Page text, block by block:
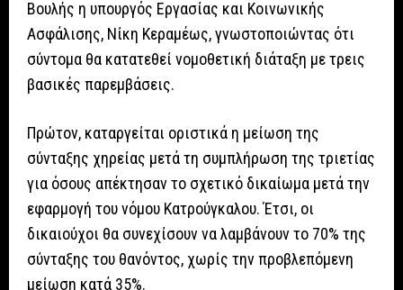
Βουλής η υπουργός Εργασίας και Κοινωνικής
Ασφάλισης, Νίκη Κεραμέως, γνωστοποιώντας ότι
σύντομα θα κατατεθεί νομοθετική διάταξη με τρεις
βασικές παρεμβάσεις.
Πρώτον, καταργείται οριστικά η μείωση της
σύνταξης χηρείας μετά τη συμπλήρωση της τριετίας
για όσους απέκτησαν το σχετικό δικαίωμα μετά την
εφαρμογή του νόμου Κατρούγκαλου. Έτσι, οι
δικαιούχοι θα συνεχίσουν να λαμβάνουν το 70% της
σύνταξης του θανόντος, χωρίς την προβλεπόμενη
μείωση κατά 35%.